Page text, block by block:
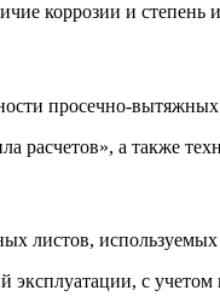
коррозии и степень
просечно-вытяжных
а также
листов,
эксплуатации, с